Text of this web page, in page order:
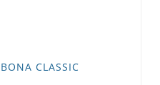
CLASSIC